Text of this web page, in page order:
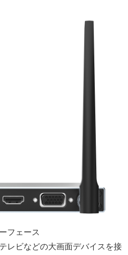
フェース
レビなどの大画面デバイスを接